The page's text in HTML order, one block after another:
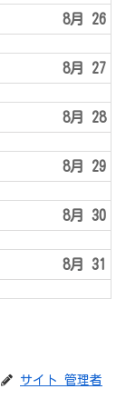
8月 26
8月 27
8月 28
8月 29
8月 30
8月 31
サイト 管理者